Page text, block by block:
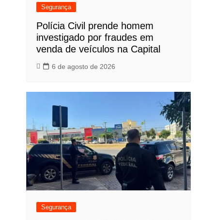
Segurança
Polícia Civil prende homem
investigado por fraudes em
venda de veículos na Capital
6 de agosto de 2026
Segurança